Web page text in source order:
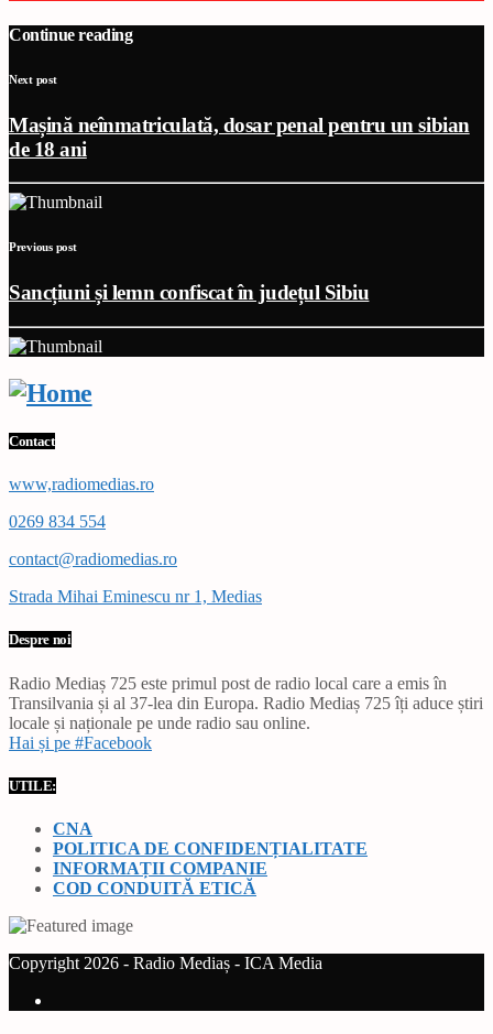
Continue reading
Next post
Mașină neînmatriculată, dosar penal pentru un sibian
de 18 ani
Previous post
Sancțiuni și lemn confiscat în județul Sibiu
Contact
www,radiomedias.ro
0269 834 554
contact@radiomedias.ro
Strada Mihai Eminescu nr 1, Medias
Despre noi
Radio Mediaș 725 este primul post de radio local care a emis în
Transilvania și al 37-lea din Europa. Radio Mediaș 725 îți aduce știri
locale și naționale pe unde radio sau online.
Hai și pe #Facebook
UTILE:
CNA
POLITICA DE CONFIDENȚIALITATE
INFORMAȚII COMPANIE
COD CONDUITĂ ETICĂ
Copyright 2026 - Radio Mediaș - ICA Media